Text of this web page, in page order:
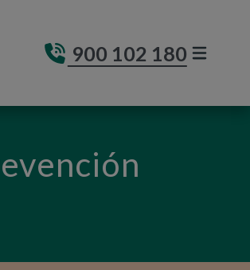
900 102 180